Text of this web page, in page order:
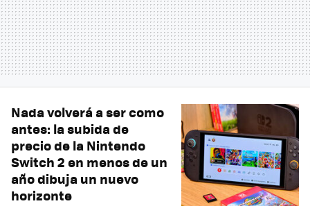
Nada volverá a ser como
antes: la subida de
precio de la Nintendo
Switch 2 en menos de un
año dibuja un nuevo
horizonte